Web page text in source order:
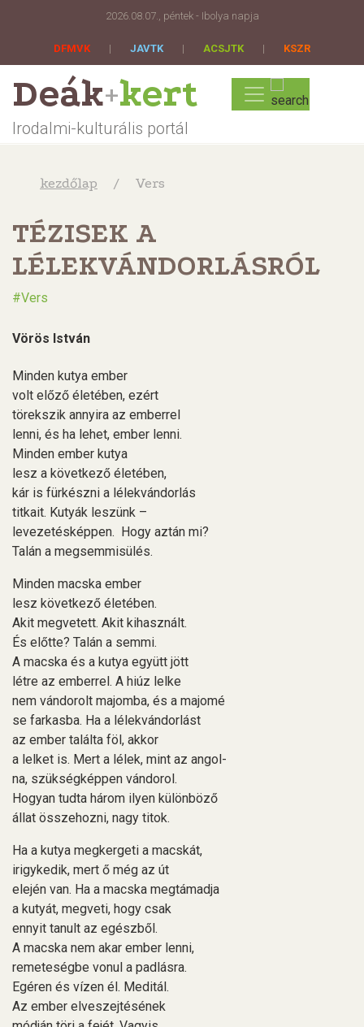
2026.08.07., péntek - Ibolya napja
DFMVK | JAVTK | ACSJTK | KSZR
Deák+kert
Irodalmi-kulturális portál
kezdőlap Vers
TÉZISEK A
LÉLEKVÁNDORLÁSRÓL
Vers
Vörös István
Minden kutya ember
volt előző életében, ezért
törekszik annyira az emberrel
lenni, és ha lehet, ember lenni.
Minden ember kutya
lesz a következő életében,
kár is fürkészni a lélekvándorlás
titkait. Kutyák leszünk –
levezetésképpen. Hogy aztán mi?
Talán a megsemmisülés.
Minden macska ember
lesz következő életében.
Akit megvetett. Akit kihasznált.
És előtte? Talán a semmi.
A macska és a kutya együtt jött
létre az emberrel. A hiúz lelke
nem vándorolt majomba, és a majomé
se farkasba. Ha a lélekvándorlást
az ember találta föl, akkor
a lelket is. Mert a lélek, mint az angol-
na, szükségképpen vándorol.
Hogyan tudta három ilyen különböző
állat összehozni, nagy titok.
Ha a kutya megkergeti a macskát,
irigykedik, mert ő még az út
elején van. Ha a macska megtámadja
a kutyát, megveti, hogy csak
ennyit tanult az egészből.
A macska nem akar ember lenni,
remeteségbe vonul a padlásra.
Egéren és vízen él. Meditál.
Az ember elveszejtésének